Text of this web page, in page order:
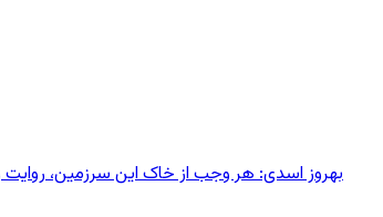
بهروز اسدی: هر وجب از خاک‌ این سرزمین، روایت